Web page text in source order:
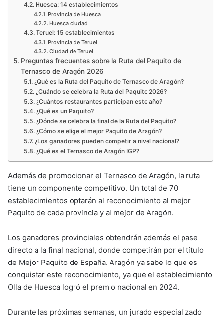
Huesca: 14 establecimientos
Provincia de Huesca
Huesca ciudad
Teruel: 15 establecimientos
Provincia de Teruel
Ciudad de Teruel
Preguntas frecuentes sobre la Ruta del Paquito de
Ternasco de Aragón 2026
¿Qué es la Ruta del Paquito de Ternasco de Aragón?
¿Cuándo se celebra la Ruta del Paquito 2026?
¿Cuántos restaurantes participan este año?
¿Qué es un Paquito?
¿Dónde se celebra la final de la Ruta del Paquito?
¿Cómo se elige el mejor Paquito de Aragón?
¿Los ganadores pueden competir a nivel nacional?
¿Qué es el Ternasco de Aragón IGP?
Además de promocionar el Ternasco de Aragón, la ruta
tiene un componente competitivo. Un total de 70
establecimientos optarán al reconocimiento al mejor
Paquito de cada provincia y al mejor de Aragón.
Los ganadores provinciales obtendrán además el pase
directo a la final nacional, donde competirán por el título
de Mejor Paquito de España. Aragón ya sabe lo que es
conquistar este reconocimiento, ya que el establecimiento
Olla de Huesca logró el premio nacional en 2024.
Durante las próximas semanas, un jurado especializado